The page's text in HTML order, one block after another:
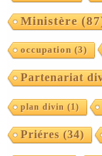
Ministère
occupation (3)
Partenariat
plan divin (1)
Priéres (34)